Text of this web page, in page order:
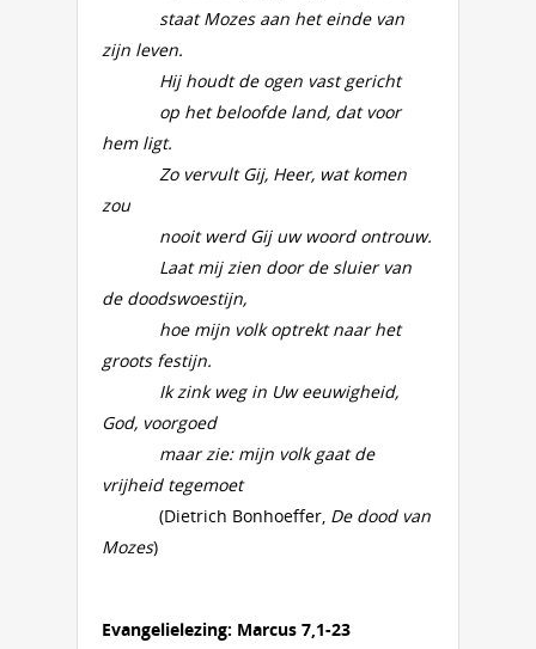
staat Mozes aan het einde van
zijn leven.
Hij houdt de ogen vast gericht
op het beloofde land, dat voor
hem ligt.
Zo vervult Gij, Heer, wat komen
zou
nooit werd Gij uw woord ontrouw.
Laat mij zien door de sluier van
de doodswoestijn,
hoe mijn volk optrekt naar het
groots festijn.
Ik zink weg in Uw eeuwigheid,
God, voorgoed
maar zie: mijn volk gaat de
vrijheid tegemoet
(Dietrich Bonhoeffer, De dood van
Mozes)
Evangelielezing: Marcus 7,1-23